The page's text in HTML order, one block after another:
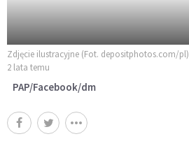
Zdjęcie ilustracyjne (Fot. depositphotos.com/pl)
2 lata temu
PAP/Facebook/dm